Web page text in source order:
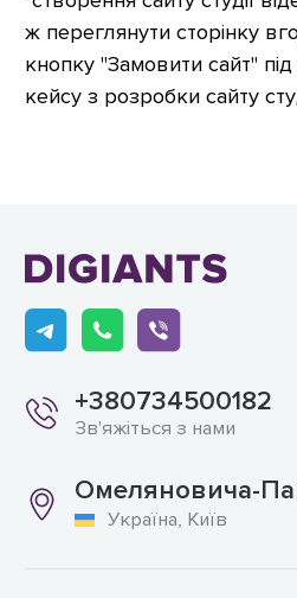
ж переглянути сторінку
кнопку "Замовити сайт"
кейсу з розробки сайту
+380734500182
Зв'яжіться з нами
Омеляновича-
Україна, Київ